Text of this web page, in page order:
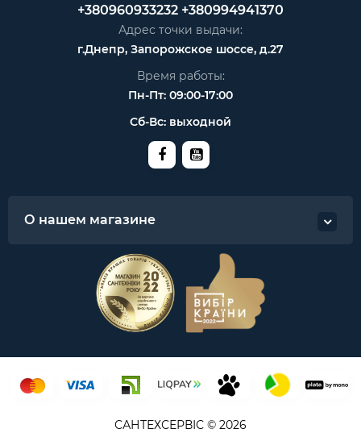
+380960933232 +380994941370
Адрес точки выдачи:
г.Днепр, Запорожское шоссе, д.27
Время работы:
Пн-Пт: 09:00-17:00
Сб-Вс: выходной
О нашем магазине
САНТЕХСЕРВІС © 2026